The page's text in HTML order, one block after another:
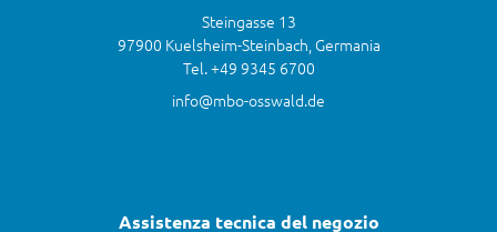
Steingasse 13
97900 Kuelsheim-Steinbach, Germania
Tel. +49 9345 6700
info@mbo-osswald.de
Assistenza tecnica del negozio